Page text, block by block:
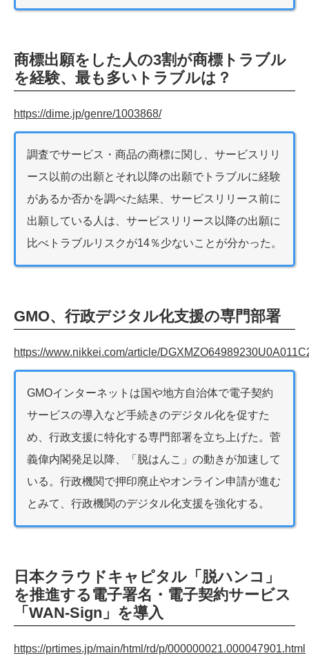
商標出願をした人の3割が商標トラブル
を経験、最も多いトラブルは？
https://dime.jp/genre/1003868/
調査でサービス・商品の商標に関し、サービスリリ
ース以前の出願とそれ以降の出願でトラブルに経験
があるか否かを調べた結果、サービスリリース前に
出願している人は、サービスリリース以降の出願に
比べトラブルリスクが14％少ないことが分かった。
GMO、行政デジタル化支援の専門部署
https://www.nikkei.com/article/
GMOインターネットは国や地方自治体で電子契約
サービスの導入など手続きのデジタル化を促すた
め、行政支援に特化する専門部署を立ち上げた。菅
義偉内閣発足以降、「脱はんこ」の動きが加速して
いる。行政機関で押印廃止やオンライン申請が進む
とみて、行政機関のデジタル化支援を強化する。
日本クラウドキャピタル「脱ハンコ」
を推進する電子署名・電子契約サービス
「WAN-Sign」を導入
https://prtimes.jp/main/html/rd/p/000000021.000047901.html